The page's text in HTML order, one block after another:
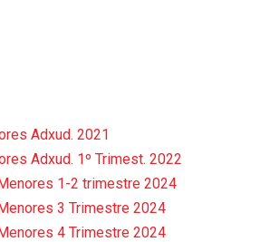
Adxud. 2021
Adxud. 1º Trimest. 2022
1-2 trimestre 2024
3 Trimestre 2024
4 Trimestre 2024